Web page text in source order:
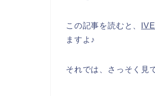
この記事を読むと、
ますよ♪
それでは、さっそく見